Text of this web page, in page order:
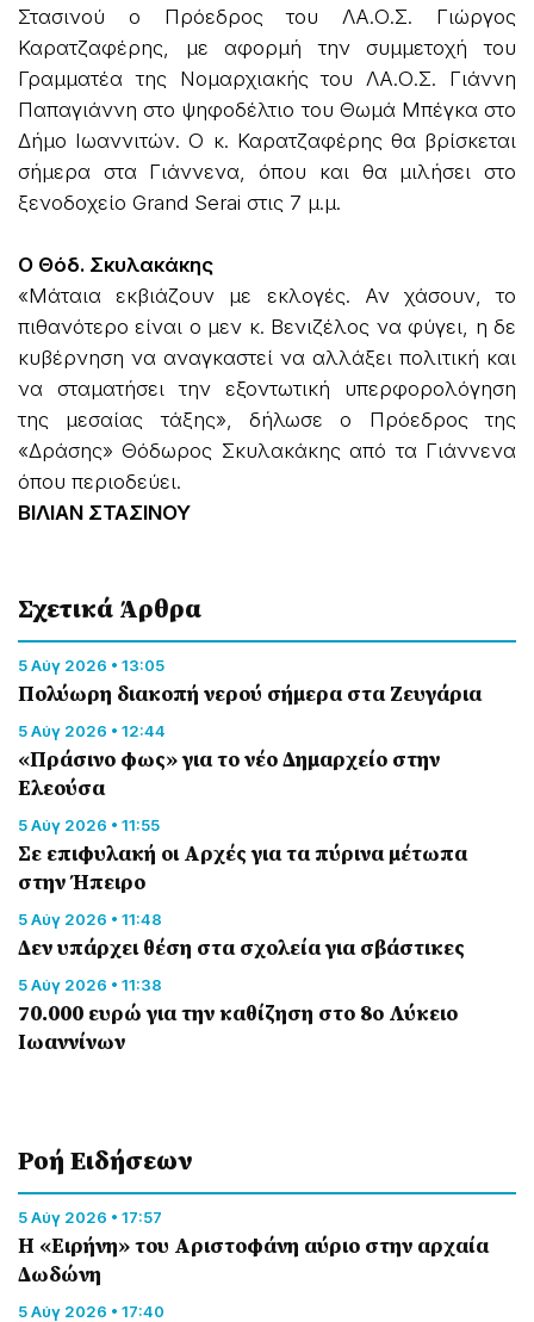
Στασινού ο Πρόεδρος του ΛΑ.Ο.Σ. Γιώργος
Καρατζαφέρης, με αφορμή την συμμετοχή του
Γραμματέα της Νομαρχιακής του ΛΑ.Ο.Σ. Γιάννη
Παπαγιάννη στο ψηφοδέλτιο του Θωμά Μπέγκα στο
Δήμο Ιωαννιτών. Ο κ. Καρατζαφέρης θα βρίσκεται
σήμερα στα Γιάννενα, όπου και θα μιλήσει στο
ξενοδοχείο Grand Serai στις 7 μ.μ.
Ο Θόδ. Σκυλακάκης
«Μάταια εκβιάζουν με εκλογές. Αν χάσουν, το
πιθανότερο είναι ο μεν κ. Βενιζέλος να φύγει, η δε
κυβέρνηση να αναγκαστεί να αλλάξει πολιτική και
να σταματήσει την εξοντωτική υπερφορολόγηση
της μεσαίας τάξης», δήλωσε ο Πρόεδρος της
«Δράσης» Θόδωρος Σκυλακάκης από τα Γιάννενα
όπου περιοδεύει.
ΒΙΛΙΑΝ ΣΤΑΣΙΝΟΥ
Σχετικά Άρθρα
5 Αύγ 2026 • 13:05
Πολύωρη διακοπή νερού σήμερα στα Ζευγάρια
5 Αύγ 2026 • 12:44
«Πράσινο φως» για το νέο Δημαρχείο στην
Ελεούσα
5 Αύγ 2026 • 11:55
Σε επιφυλακή οι Αρχές για τα πύρινα μέτωπα
στην Ήπειρο
5 Αύγ 2026 • 11:48
Δεν υπάρχει θέση στα σχολεία για σβάστικες
5 Αύγ 2026 • 11:38
70.000 ευρώ για την καθίζηση στο 8ο Λύκειο
Ιωαννίνων
Ροή Eιδήσεων
5 Αύγ 2026 • 17:57
Η «Ειρήνη» του Αριστοφάνη αύριο στην αρχαία
Δωδώνη
5 Αύγ 2026 • 17:40